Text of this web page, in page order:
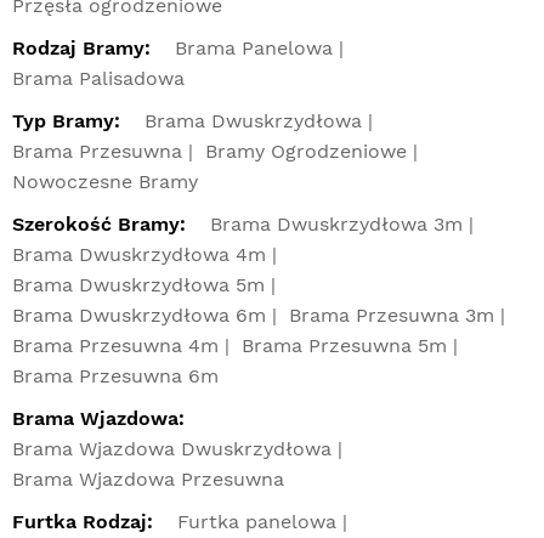
Przęsła ogrodzeniowe
Rodzaj Bramy:
Brama Panelowa
Brama Palisadowa
Typ Bramy:
Brama Dwuskrzydłowa
Brama Przesuwna
Bramy Ogrodzeniowe
Nowoczesne Bramy
Szerokość Bramy:
Brama Dwuskrzydłowa 3m
Brama Dwuskrzydłowa 4m
Brama Dwuskrzydłowa 5m
Brama Dwuskrzydłowa 6m
Brama Przesuwna 3m
Brama Przesuwna 4m
Brama Przesuwna 5m
Brama Przesuwna 6m
Brama Wjazdowa:
Brama Wjazdowa Dwuskrzydłowa
Brama Wjazdowa Przesuwna
Furtka Rodzaj:
Furtka panelowa